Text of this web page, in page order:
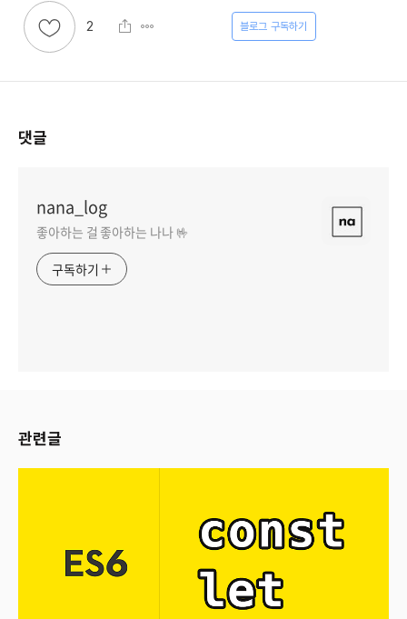
2 구독하기
댓글
nana_log
좋아하는 걸 좋아하는 나나 🤟
구독하기
관련글